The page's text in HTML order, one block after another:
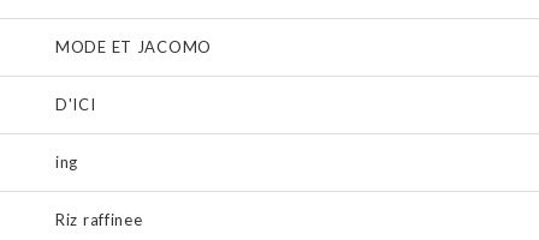
MODE ET JACOMO
D'ICI
ing
Riz raffinee